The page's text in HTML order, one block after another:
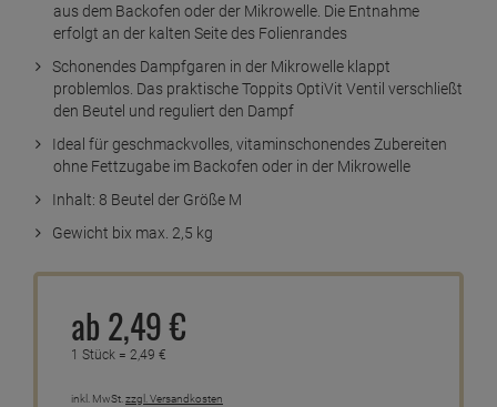
aus dem Backofen oder der Mikrowelle. Die Entnahme
erfolgt an der kalten Seite des Folienrandes
Schonendes Dampfgaren in der Mikrowelle klappt
problemlos. Das praktische Toppits OptiVit Ventil verschließt
den Beutel und reguliert den Dampf
Ideal für geschmackvolles, vitaminschonendes Zubereiten
ohne Fettzugabe im Backofen oder in der Mikrowelle
Inhalt: 8 Beutel der Größe M
Gewicht bix max. 2,5 kg
ab 2,49€
1 Stück = 2,49 €
inkl. MwSt.zzgl. Versandkosten